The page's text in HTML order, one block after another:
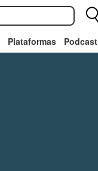
Plataformas Podcast